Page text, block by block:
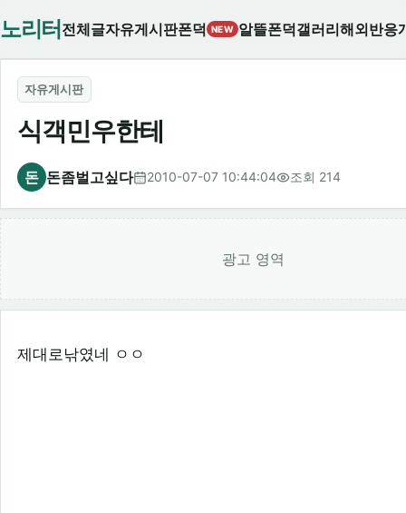
노리터 전체글자유게시판폰덕 NEW 알뜰폰덕갤러리해외반응
자유게시판
식객민우한테
돈 돈좀벌고싶다 2010-07-07 10:44:04 조회 214
광고 영역
제대로낚였네 ㅇㅇ